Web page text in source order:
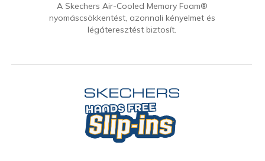
A Skechers Air-Cooled Memory Foam®
nyomáscsökkentést, azonnali kényelmet és
légáteresztést biztosít.